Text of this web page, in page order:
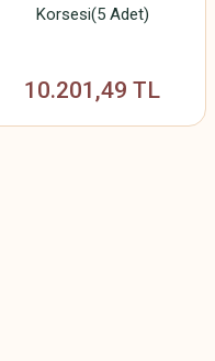
Korsesi(5 Adet)
10.201,49 TL